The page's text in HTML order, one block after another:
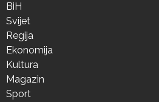
BiH
Svijet
Regija
Ekonomija
Kultura
Magazin
Sport